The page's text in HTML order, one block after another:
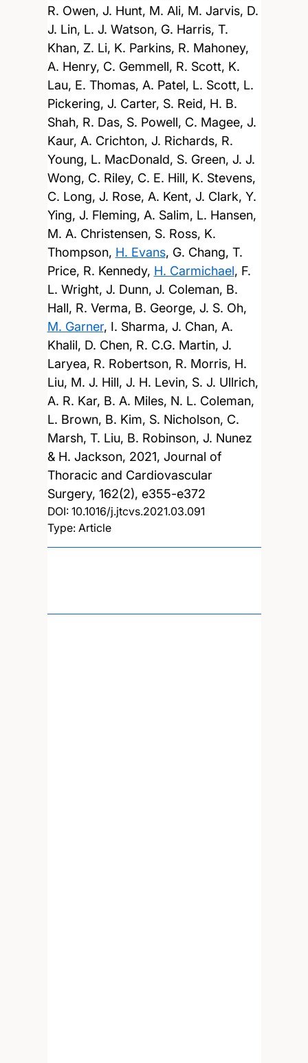
R. Owen, J. Hunt, M. Ali, M. Jarvis, D.
J. Lin, L. J. Watson, G. Harris, T.
Khan, Z. Li, K. Parkins, R. Mahoney,
A. Henry, C. Gemmell, R. Scott, K.
Lau, E. Thomas, A. Patel, L. Scott, L.
Pickering, J. Carter, S. Reid, H. B.
Shah, R. Das, S. Powell, C. Magee, J.
Kaur, A. Crichton, J. Richards, R.
Young, L. MacDonald, S. Green, J. J.
Wong, C. Riley, C. E. Hill, K. Stevens,
C. Long, J. Rose, A. Kent, J. Clark, Y.
Ying, J. Fleming, A. Salim, L. Hansen,
M. A. Christensen, S. Ross, K.
Thompson, H. Evans, G. Chang, T.
Price, R. Kennedy, H. Carmichael, F.
L. Wright, J. Dunn, J. Coleman, B.
Hall, R. Verma, B. George, J. S. Oh,
M. Garner, I. Sharma, J. Chan, A.
Khalil, D. Chen, R. C.G. Martin, J.
Laryea, R. Robertson, R. Morris, H.
Liu, M. J. Hill, J. H. Levin, S. J. Ullrich,
A. R. Kar, B. A. Miles, N. L. Coleman,
L. Brown, B. Kim, S. Nicholson, C.
Marsh, T. Liu, B. Robinson, J. Nunez
& H. Jackson, 2021, Journal of
Thoracic and Cardiovascular
Surgery, 162(2), e355-e372
DOI: 10.1016/j.jtcvs.2021.03.091
Type: Article